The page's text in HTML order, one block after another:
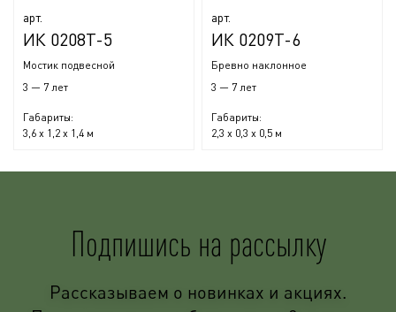
арт.
ИК 0208Т-5
Мостик подвесной
3 — 7 лет
Габариты:
3,6 x 1,2 x 1,4 м
арт.
ИК 0209Т-6
Бревно наклонное
3 — 7 лет
Габариты:
2,3 x 0,3 x 0,5 м
Подпишись на рассылку
Рассказываем о новинках и акциях.